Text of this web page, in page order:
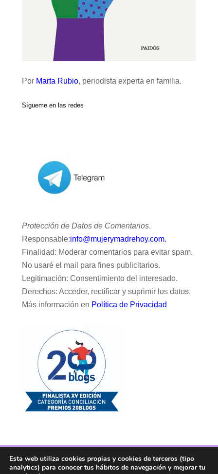
Por Marta Rubio, periodista experta en familia.
Sígueme en las redes
Protección de Datos de Comentarios.
Responsable:info@mujerymadrehoy.com.
Finalidad: Moderar comentarios para evitar spam.
No usaré el mail para fines publicitarios.
Legitimación: Consentimiento del interesado.
Derechos: Acceder, rectificar y suprimir los datos.
Más información en Política de Privacidad
Facebook Twitter Telegram
RSS
Esta web utiliza cookies propias y cookies de terceros (tipo
analytics) para conocer tus hábitos de navegación y mejorar tu